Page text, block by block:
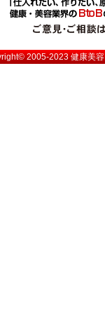
2005-2023健康美